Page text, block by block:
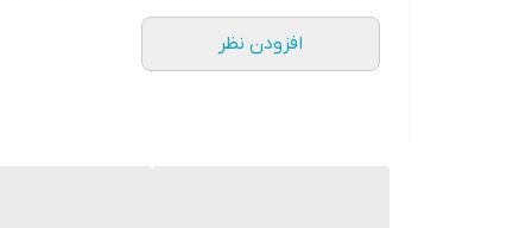
افزودن نظر